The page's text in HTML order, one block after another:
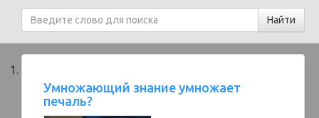
Умножающий знание умножает
печаль?